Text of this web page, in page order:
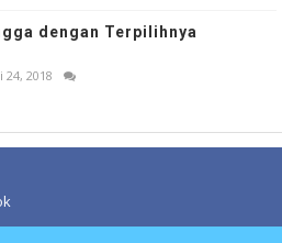
dengan Terpilihnya
24, 2018